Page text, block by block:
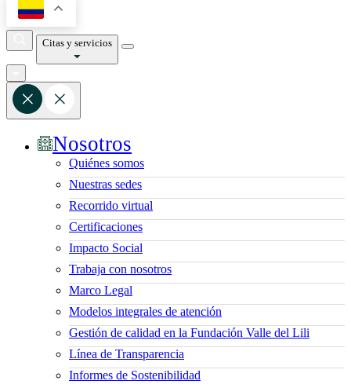
Citas y servicios
Nosotros
Quiénes somos
Nuestras sedes
Recorrido virtual
Certificaciones
Impacto Social
Trabaja con nosotros
Marco Legal
Modelos integrales de atención
Gestión de calidad en la Fundación Valle del Lili
Línea de Transparencia
Informes de Sostenibilidad